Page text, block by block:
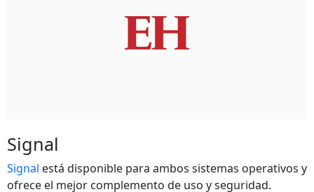
Signal
Signal está disponible para ambos sistemas operativos y
ofrece el mejor complemento de uso y seguridad.